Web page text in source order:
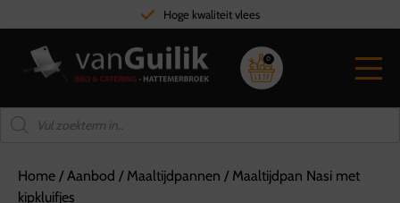
Ook voor grote feesten en partijen
0
Home /Aanbod / Maaltijdpannen / Maaltijdpan Nasi met
kipkluifjes